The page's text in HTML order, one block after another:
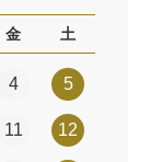
金 土
4 5
11 12